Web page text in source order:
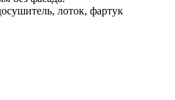
лоток, фартук